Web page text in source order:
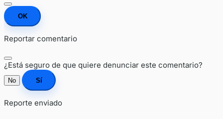
OK
Reportar comentario
¿Está seguro de que quiere denunciar este comentario?
No Sí
Reporte enviado